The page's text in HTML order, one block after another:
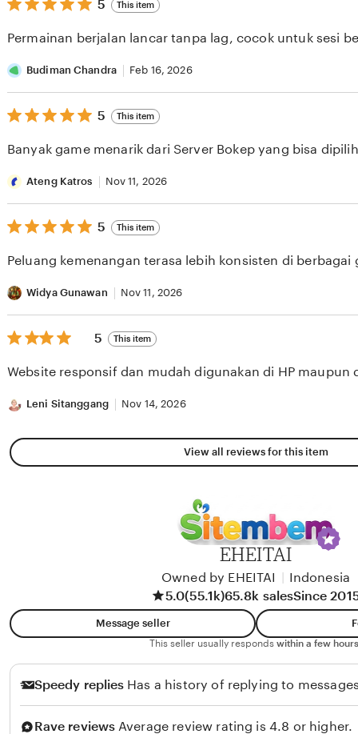
out
5
5 This item
Permainan berjalan lancar tanpa lag, cocok untuk sesi
Budiman Chandra Feb 16, 2026
5
out
5
5 This item
Banyak game menarik dari Server Bokep yang bisa
Ateng Katros Nov 11, 2026
5
out
5
5 This item
Peluang kemenangan terasa lebih konsisten di berbagai
Widya Gunawan Nov 11, 2026
5
out
5
5 This item
Website responsif dan mudah digunakan di HP maupun
Leni Sitanggang Nov 14, 2026
View all reviews for this item
EHEITAI
Owned by EHEITAI
Indonesia
5.0(55.1k)65.8k salesSince
Message seller
This seller usually responds within a few
Speedy replies Has a history of replying to
Rave reviews Average review rating is 4.8 or higher.